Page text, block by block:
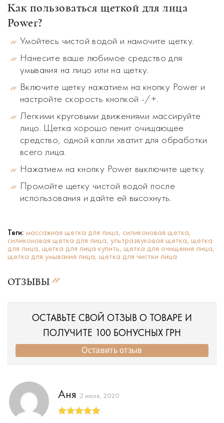
Как пользоваться щеткой для лица
Power?
Умойтесь чистой водой и намочите щетку.
Нанесите ваше любимое средство для
умывания на лицо или на щетку.
Включите щетку нажатием на кнопку Power и
настройте скорость кнопкой -/+.
Легкими круговыми движениями массируйте
лицо. Щетка хорошо пенит очищающее
средство, одной капли хватит для обработки
всего лица.
Нажатием на кнопку Power выключите щетку.
Промойте щетку чистой водой после
использования и дайте ей высохнуть.
Теги: массажная щетка для лица, силиконовая щетка,
силиконовая щетка для лица, ультразвуковая щетка, щетка
для лица, щетка для лица купить, щетка для очищения лица,
щетка для умывания лица, щетка для чистки лица
ОТЗЫВЫ
ОСТАВЬТЕ СВОЙ ОТЗЫВ О ТОВАРЕ И
ПОЛУЧИТЕ 100 БОНУСНЫХ ГРН
Оставить отзыв
Аня 2 июля, 2020